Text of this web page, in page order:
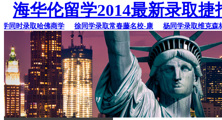
海华伦留学2014最新录取捷
时录取哈佛商学 徐同学录取常春藤名校-康 杨同学录取维克森林大